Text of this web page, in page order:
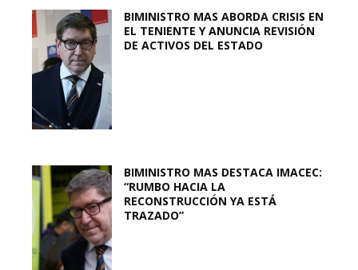
BIMINISTRO MAS ABORDA CRISIS EN
EL TENIENTE Y ANUNCIA REVISIÓN
DE ACTIVOS DEL ESTADO
BIMINISTRO MAS DESTACA IMACEC:
“RUMBO HACIA LA
RECONSTRUCCIÓN YA ESTÁ
TRAZADO”